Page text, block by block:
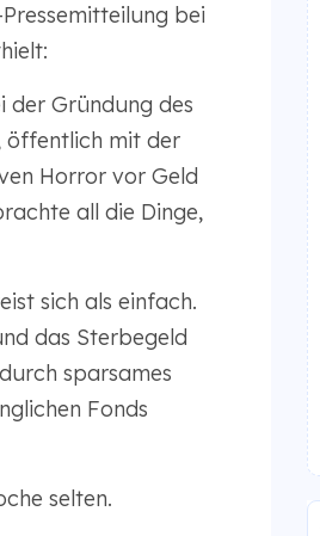
bei
der Gründung des
öffentlich mit der
Horror vor Geld
all die Dinge,
sich als einfach.
das Sterbegeld
sparsames
Fonds
selten.